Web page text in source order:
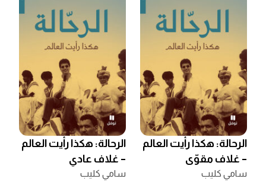
الرحالة: هكذا رأيت العالم
– غلاف مقوّى
سامي كليب
الرحالة: هكذا رأيت العالم
– غلاف عادي
سامي كليب